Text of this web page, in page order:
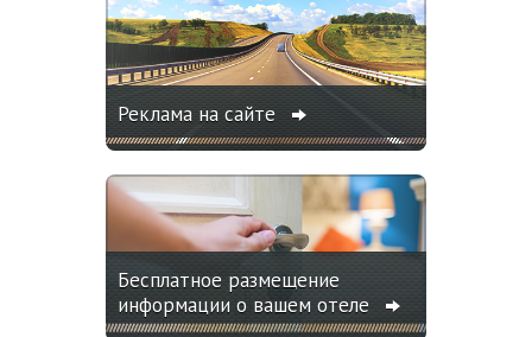
Реклама на сайте
Бесплатное размещение
информации о вашем отеле